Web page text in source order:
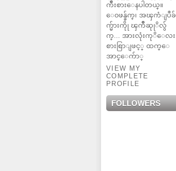
ကိဳးစားေနပါတယ္။
ေ၀ဖန္ခ်က္၊ အၾကံျပဳခ်
က္မ်ားကိုု ၾကိဳဆုုိလ်ွ
က္... အားလုံးကုိေလး
စားစြာျဖင့္ ထက္ေ
အာင္ေက်ာ္
VIEW MY
COMPLETE
PROFILE
FOLLOWERS